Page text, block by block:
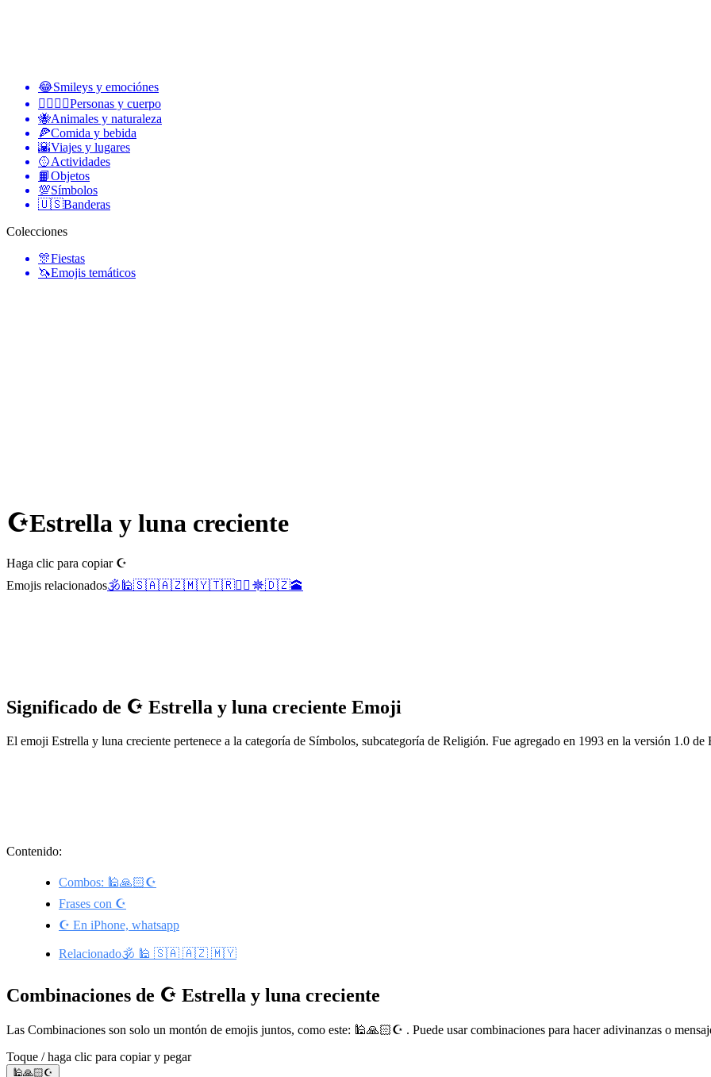
😂Smileys y emociónes
👩‍❤️‍💋‍👨Personas y cuerpo
🐝Animales y naturaleza
🍕Comida y bebida
🌇Viajes y lugares
🥎Actividades
📙Objetos
💯Símbolos
🇺🇸Banderas
Colecciones
🎊Fiestas
🦄Emojis temáticos
☪️Estrella y luna creciente
Haga clic para copiar ☪️
Emojis relacionados🕉️ 🕌🇸🇦🇦🇿🇲🇾🇹🇷👳‍♀️ ☸️🇩🇿🕋
Significado de ☪️ Estrella y luna creciente Emoji
El emoji Estrella y luna creciente pertenece a la categoría de Símbolos, subcategoría de Religión. Fue agregado en 1993 en la versión 1.0 de
Contenido:
Combos: 🕌🙏🏻☪️
Frases con ☪️
☪️ En iPhone, whatsapp
Relacionado🕉️ 🕌 🇸🇦 🇦🇿 🇲🇾
Combinaciones de ☪️ Estrella y luna creciente
Las Combinaciones son solo un montón de emojis juntos, como este: 🕌🙏🏻☪️ . Puede usar combinaciones para hacer adivinanzas o
Toque / haga clic para copiar y pegar
🕌🙏🏻☪️